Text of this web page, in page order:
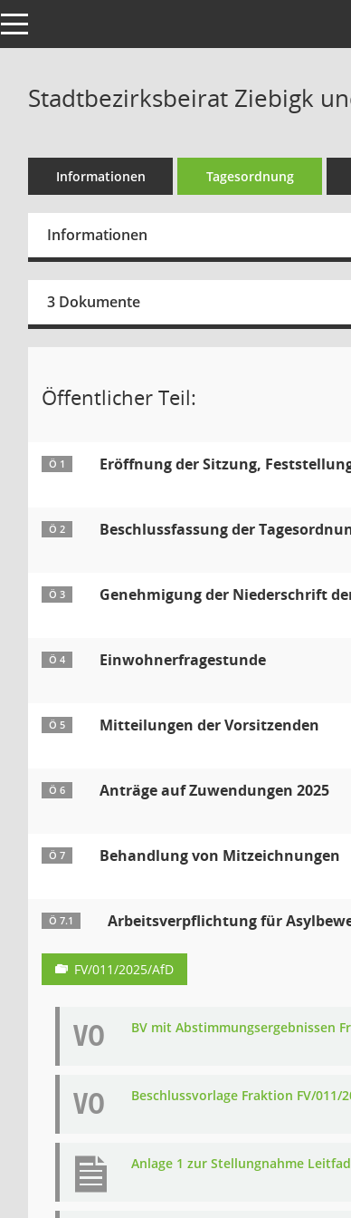
Toggle navigation
Stadtbezirksbeirat Ziebigk
Informationen Tagesordnung
Informationen
3 Dokumente
Öffentlicher Teil:
Ö 1 Eröffnung der Sitzung,
Ö 2 Beschlussfassung der
Ö 3 Genehmigung der Niederschrift
Ö 4 Einwohnerfragestunde
Ö 5 Mitteilungen der Vorsitzenden
Ö 6 Anträge auf Zuwendungen 2025
Ö 7 Behandlung von Mitzeichnungen
Ö 7.1 Arbeitsverpflichtung für
FV/011/2025/AfD
VO BV mit Abstimmungsergebnissen
VO Beschlussvorlage Fraktion FV/011/
Anlage 1 zur Stellungnahme